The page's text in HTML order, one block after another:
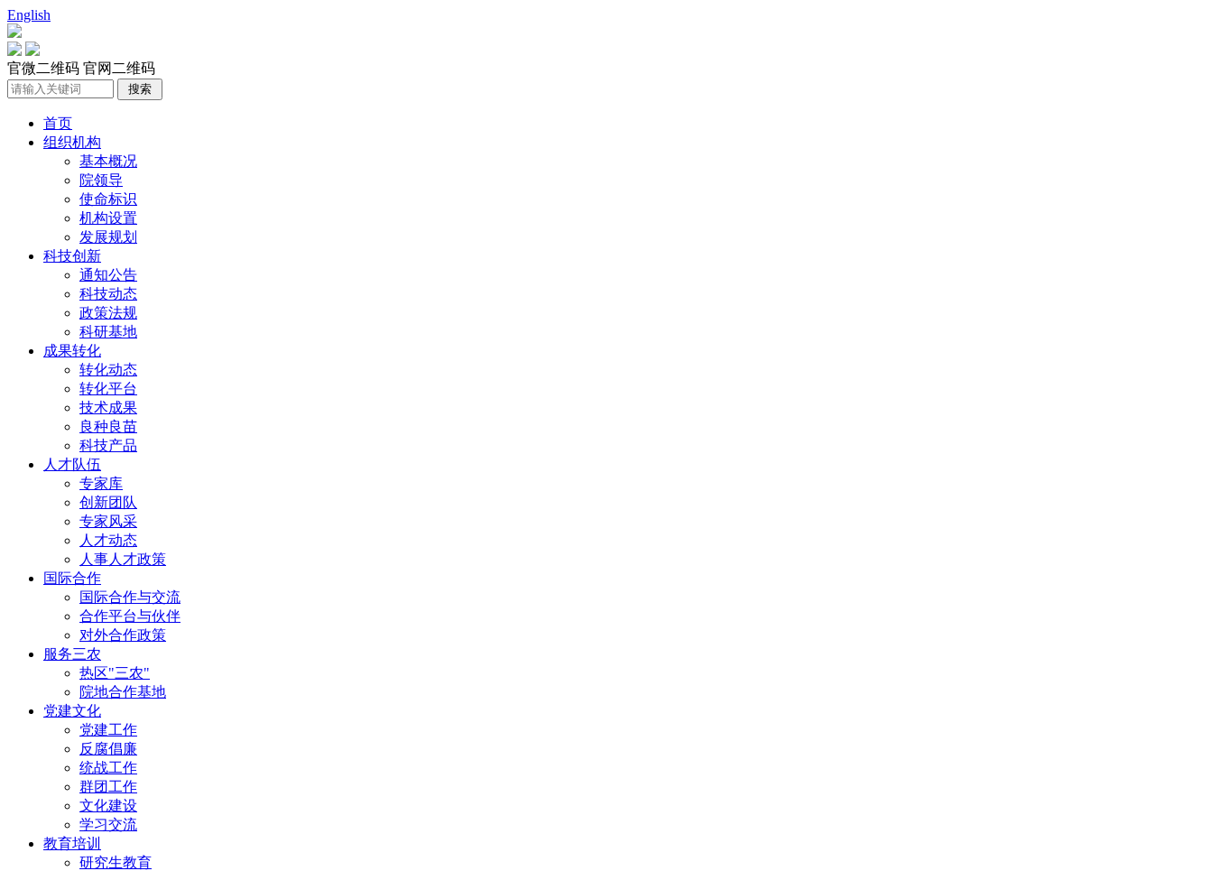
English
官微二维码 官网二维码
首页
组织机构
基本概况
院领导
使命标识
机构设置
发展规划
科技创新
通知公告
科技动态
政策法规
科研基地
成果转化
转化动态
转化平台
技术成果
良种良苗
科技产品
人才队伍
专家库
创新团队
专家风采
人才动态
人事人才政策
国际合作
国际合作与交流
合作平台与伙伴
对外合作政策
服务三农
热区"三农"
院地合作基地
党建文化
党建工作
反腐倡廉
统战工作
群团工作
文化建设
学习交流
教育培训
研究生教育